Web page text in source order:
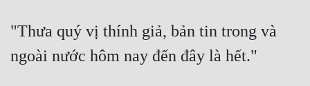
Hài Hước
"Thưa quý vị thính giả, bản tin trong và
ngoài nước hôm nay đến đây là hết."